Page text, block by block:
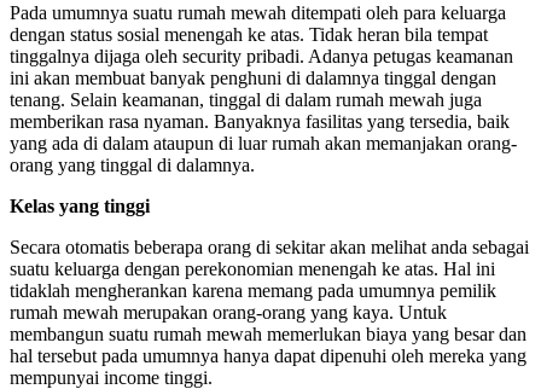
Pada umumnya suatu rumah mewah ditempati oleh para keluarga
dengan status sosial menengah ke atas. Tidak heran bila tempat
tinggalnya dijaga oleh security pribadi. Adanya petugas keamanan
ini akan membuat banyak penghuni di dalamnya tinggal dengan
tenang. Selain keamanan, tinggal di dalam rumah mewah juga
memberikan rasa nyaman. Banyaknya fasilitas yang tersedia, baik
yang ada di dalam ataupun di luar rumah akan memanjakan orang-
orang yang tinggal di dalamnya.
Kelas yang tinggi
Secara otomatis beberapa orang di sekitar akan melihat anda sebagai
suatu keluarga dengan perekonomian menengah ke atas. Hal ini
tidaklah mengherankan karena memang pada umumnya pemilik
rumah mewah merupakan orang-orang yang kaya. Untuk
membangun suatu rumah mewah memerlukan biaya yang besar dan
hal tersebut pada umumnya hanya dapat dipenuhi oleh mereka yang
mempunyai income tinggi.